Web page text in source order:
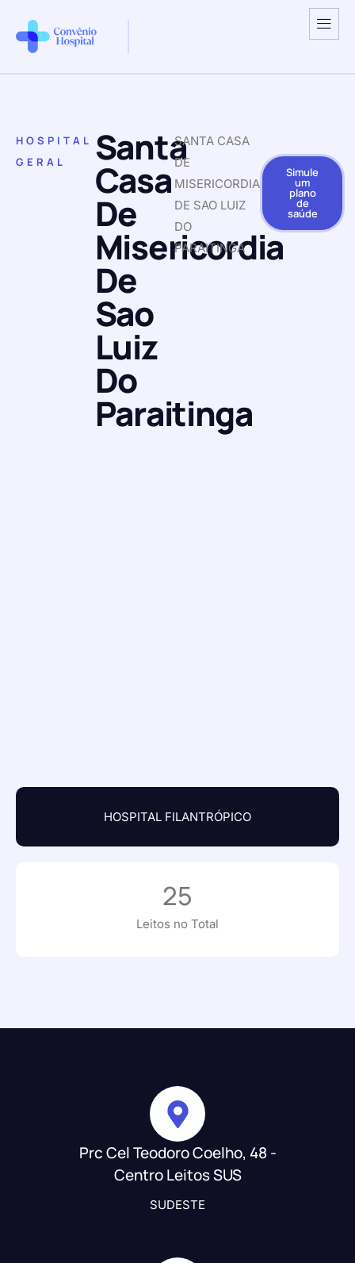
HOSPITAL
GERAL
Santa
Casa
De
Misericordia
De
Sao
Luiz
Do
Paraitinga
SANTA CASA
DE
MISERICORDIA
DE SAO LUIZ
DO
PARAITINGA
Simule
um
plano
de
saúde
HOSPITAL FILANTRÓPICO
Leitos no Total
25
Prc Cel Teodoro Coelho, 48 -
Centro Leitos SUS
SUDESTE